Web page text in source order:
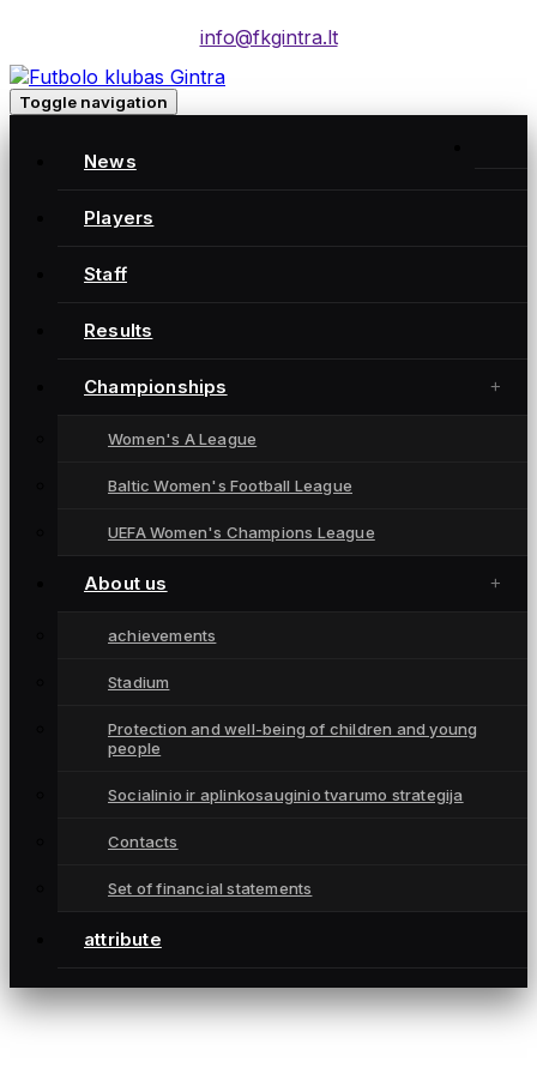
info@fkgintra.lt
Toggle navigation
News
Players
Staff
Results
Championships
Women's A League
Baltic Women's Football League
UEFA Women's Champions League
About us
achievements
Stadium
Protection and well-being of children and young
people
Socialinio ir aplinkosauginio tvarumo strategija
Contacts
Set of financial statements
attribute
Moterų futbolo klubas „Gintra“ – daugkartinės
Lietuvai UEFA moterų Čempionių lygoje.
NUORODOS
Championships
+370 687 33129